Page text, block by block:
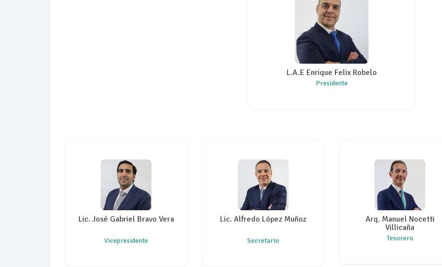
L.A.E Enrique Felix Robelo
Presidente
Lic. José Gabriel Bravo Vera
Vicepresidente
Lic. Alfredo López Muñoz
Secretario
Arq. Manuel Nocetti
Villicaña
Tesorero